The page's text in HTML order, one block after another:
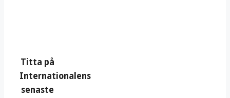
Titta på
Internationalens
senaste